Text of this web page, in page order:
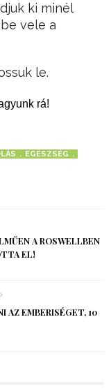
ki minél
vele a
le.
rá!
EGÉSZSÉG
A ROSWELLBEN
EL!
AZ EMBERISÉGET, 10